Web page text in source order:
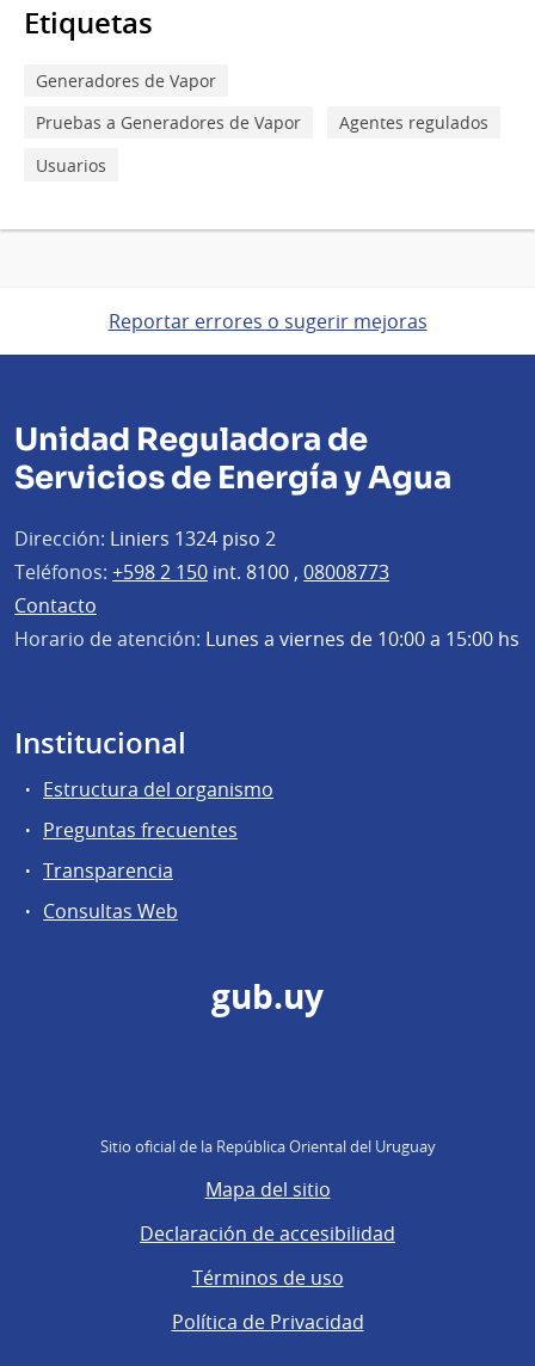
Etiquetas
Generadores de Vapor
Pruebas a Generadores de Vapor
Agentes regulados
Usuarios
Reportar errores o sugerir mejoras
Unidad Reguladora de
Servicios de Energía y Agua
Dirección: Liniers 1324 piso 2
Teléfonos: +598 2 150 int. 8100 , 08008773
Contacto
Horario de atención: Lunes a viernes de 10:00 a 15:00 hs
Institucional
Estructura del organismo
Preguntas frecuentes
Transparencia
Consultas Web
gub.uy
Sitio oficial de la República Oriental del Uruguay
Mapa del sitio
Declaración de accesibilidad
Términos de uso
Política de Privacidad